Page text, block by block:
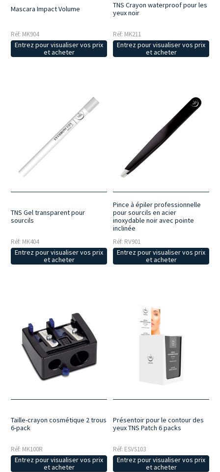
Mascara Impact Volume
Réf: MK904
Entrez pour visualiser vos prix
et acheter
TNS Crayon waterproof pour les
yeux noir
Réf: MK211
Entrez pour visualiser vos prix
et acheter
TNS Gel transparent pour
sourcils
Réf: MK404
Entrez pour visualiser vos prix
et acheter
Pince à épiler professionnelle
pour sourcils en acier
inoxydable noir avec pointe
inclinée
Réf: RV901
Entrez pour visualiser vos prix
et acheter
Taille-crayon cosmétique 2 trous
6-pack
Réf: MK100R
Entrez pour visualiser vos prix
et acheter
Présentoir pour le contour des
yeux TNS Patch 6 packs
Réf: ESVS103
Entrez pour visualiser vos prix
et acheter